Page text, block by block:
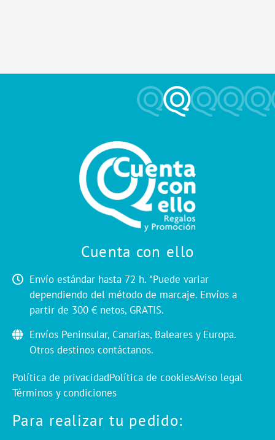
Cuenta con ello
Envío estándar hasta 72 h. *Puede variar
dependiendo del método de marcaje. Envíos a
partir de 300 € netos, GRATIS.
Envíos Peninsular, Canarias, Baleares y Europa.
Otros destinos contáctanos.
Política de privacidadPolítica de cookiesAviso legal
Términos y condiciones
Para realizar tu pedido: